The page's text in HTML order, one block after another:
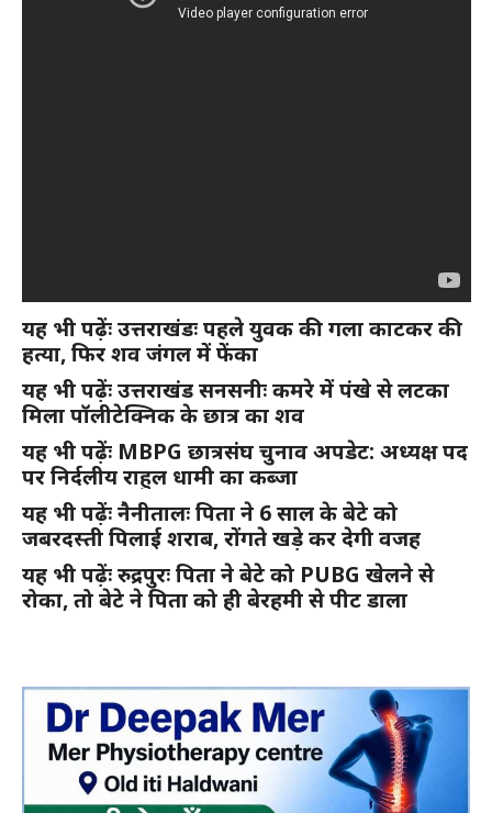
यह भी पढ़ेंः उत्तराखंडः पहले युवक की गला काटकर की
हत्या, फिर शव जंगल में फेंका
यह भी पढ़ेंः उत्तराखंड सनसनीः कमरे में पंखे से लटका
मिला पॉलीटेक्निक के छात्र का शव
यह भी पढ़ेंः MBPG छात्रसंघ चुनाव अपडेट: अध्यक्ष पद
पर निर्दलीय राहुल धामी का कब्जा
यह भी पढ़ेंः नैनीतालः पिता ने 6 साल के बेटे को
जबरदस्ती पिलाई शराब, रोंगते खड़े कर देगी वजह
यह भी पढ़ेंः रुद्रपुरः पिता ने बेटे को PUBG खेलने से
रोका, तो बेटे ने पिता को ही बेरहमी से पीट डाला